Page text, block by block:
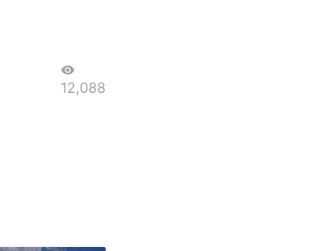
visibility
12,088